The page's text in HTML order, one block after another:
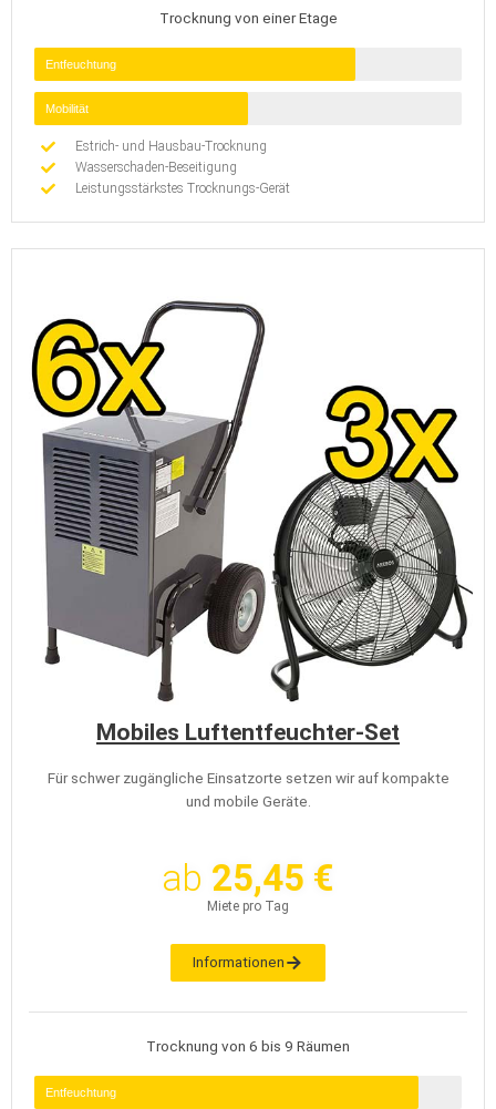
Trocknung von einer Etage
Entfeuchtung
Mobilität
Estrich- und Hausbau-Trocknung
Wasserschaden-Beseitigung
Leistungsstärkstes Trocknungs-Gerät
Mobiles Luftentfeuchter-Set
Für schwer zugängliche Einsatzorte setzen wir auf kompakte
und mobile Geräte.
ab 25,45 €
Miete pro Tag
Informationen
Trocknung von 6 bis 9 Räumen
Entfeuchtung